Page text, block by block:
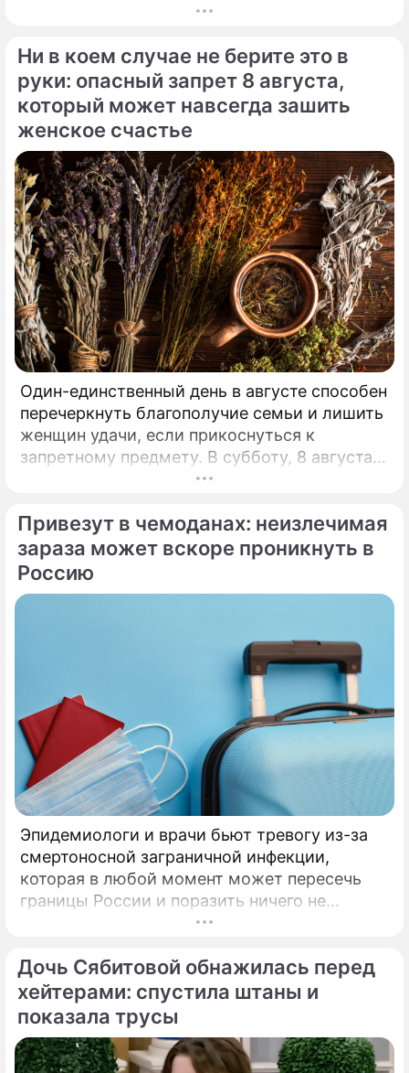
теннисистка Анна Курникова и испанский
двадцати лет удерживают статус одной из
самых закрытых и непубличных пар
мирового шоу-бизнеса.
Ни в коем случае не берите это в
руки: опасный запрет 8 августа,
который может навсегда зашить
женское счастье
Один-единственный день в августе способен
перечеркнуть благополучие семьи и лишить
женщин удачи, если прикоснуться к
запретному предмету. В субботу, 8 августа,
православная церковь молитвенно чтит
Ермолая, Ермиппа и Ермократа, иереев
Никомидийских.
Привезут в чемоданах: неизлечимая
зараза может вскоре проникнуть в
Россию
Эпидемиологи и врачи бьют тревогу из-за
смертоносной заграничной инфекции,
которая в любой момент может пересечь
границы России и поразить ничего не
подозревающих граждан. Россию
угрозе: в страну могут завезти неизлечимый
и смертоносный вирус Бурбон.
Дочь Сябитовой обнажилась перед
хейтерами: спустила штаны и
показала трусы